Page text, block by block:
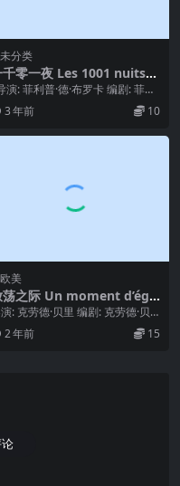
未分类
千零一夜 Les 1001 nuits
演: 菲利普·德·布罗卡 编剧: 菲利
德·布罗卡 / Jér...
3 年前 10
欧美
荡之际 Un moment d’éga
(1977)
: 克劳德·贝里 编剧: 克劳德·贝
主演: Jean-Pierre Ma...
2 年前 15